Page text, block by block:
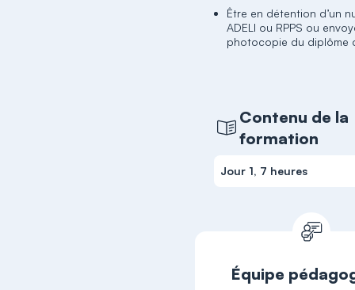
Être en détention d’un
ADELI ou RPPS ou
photocopie du diplôme
Contenu de la
formation
Jour 1, 7 heures
Équipe